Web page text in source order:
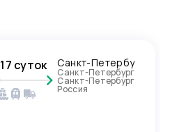
17 суток Санкт-Петербург
Санкт-Петербург
Санкт-Петербург
Россия